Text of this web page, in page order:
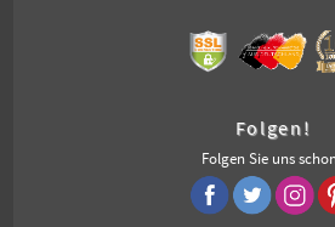
Folgen!
Folgen Sie uns